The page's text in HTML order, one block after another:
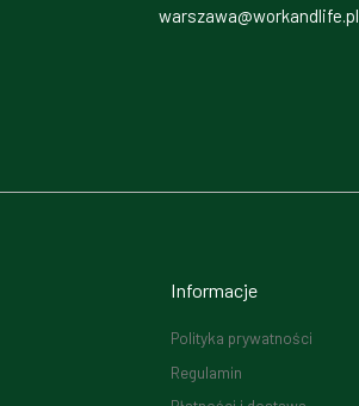
warszawa@workandlife.pl
Informacje
Polityka prywatności
Regulamin